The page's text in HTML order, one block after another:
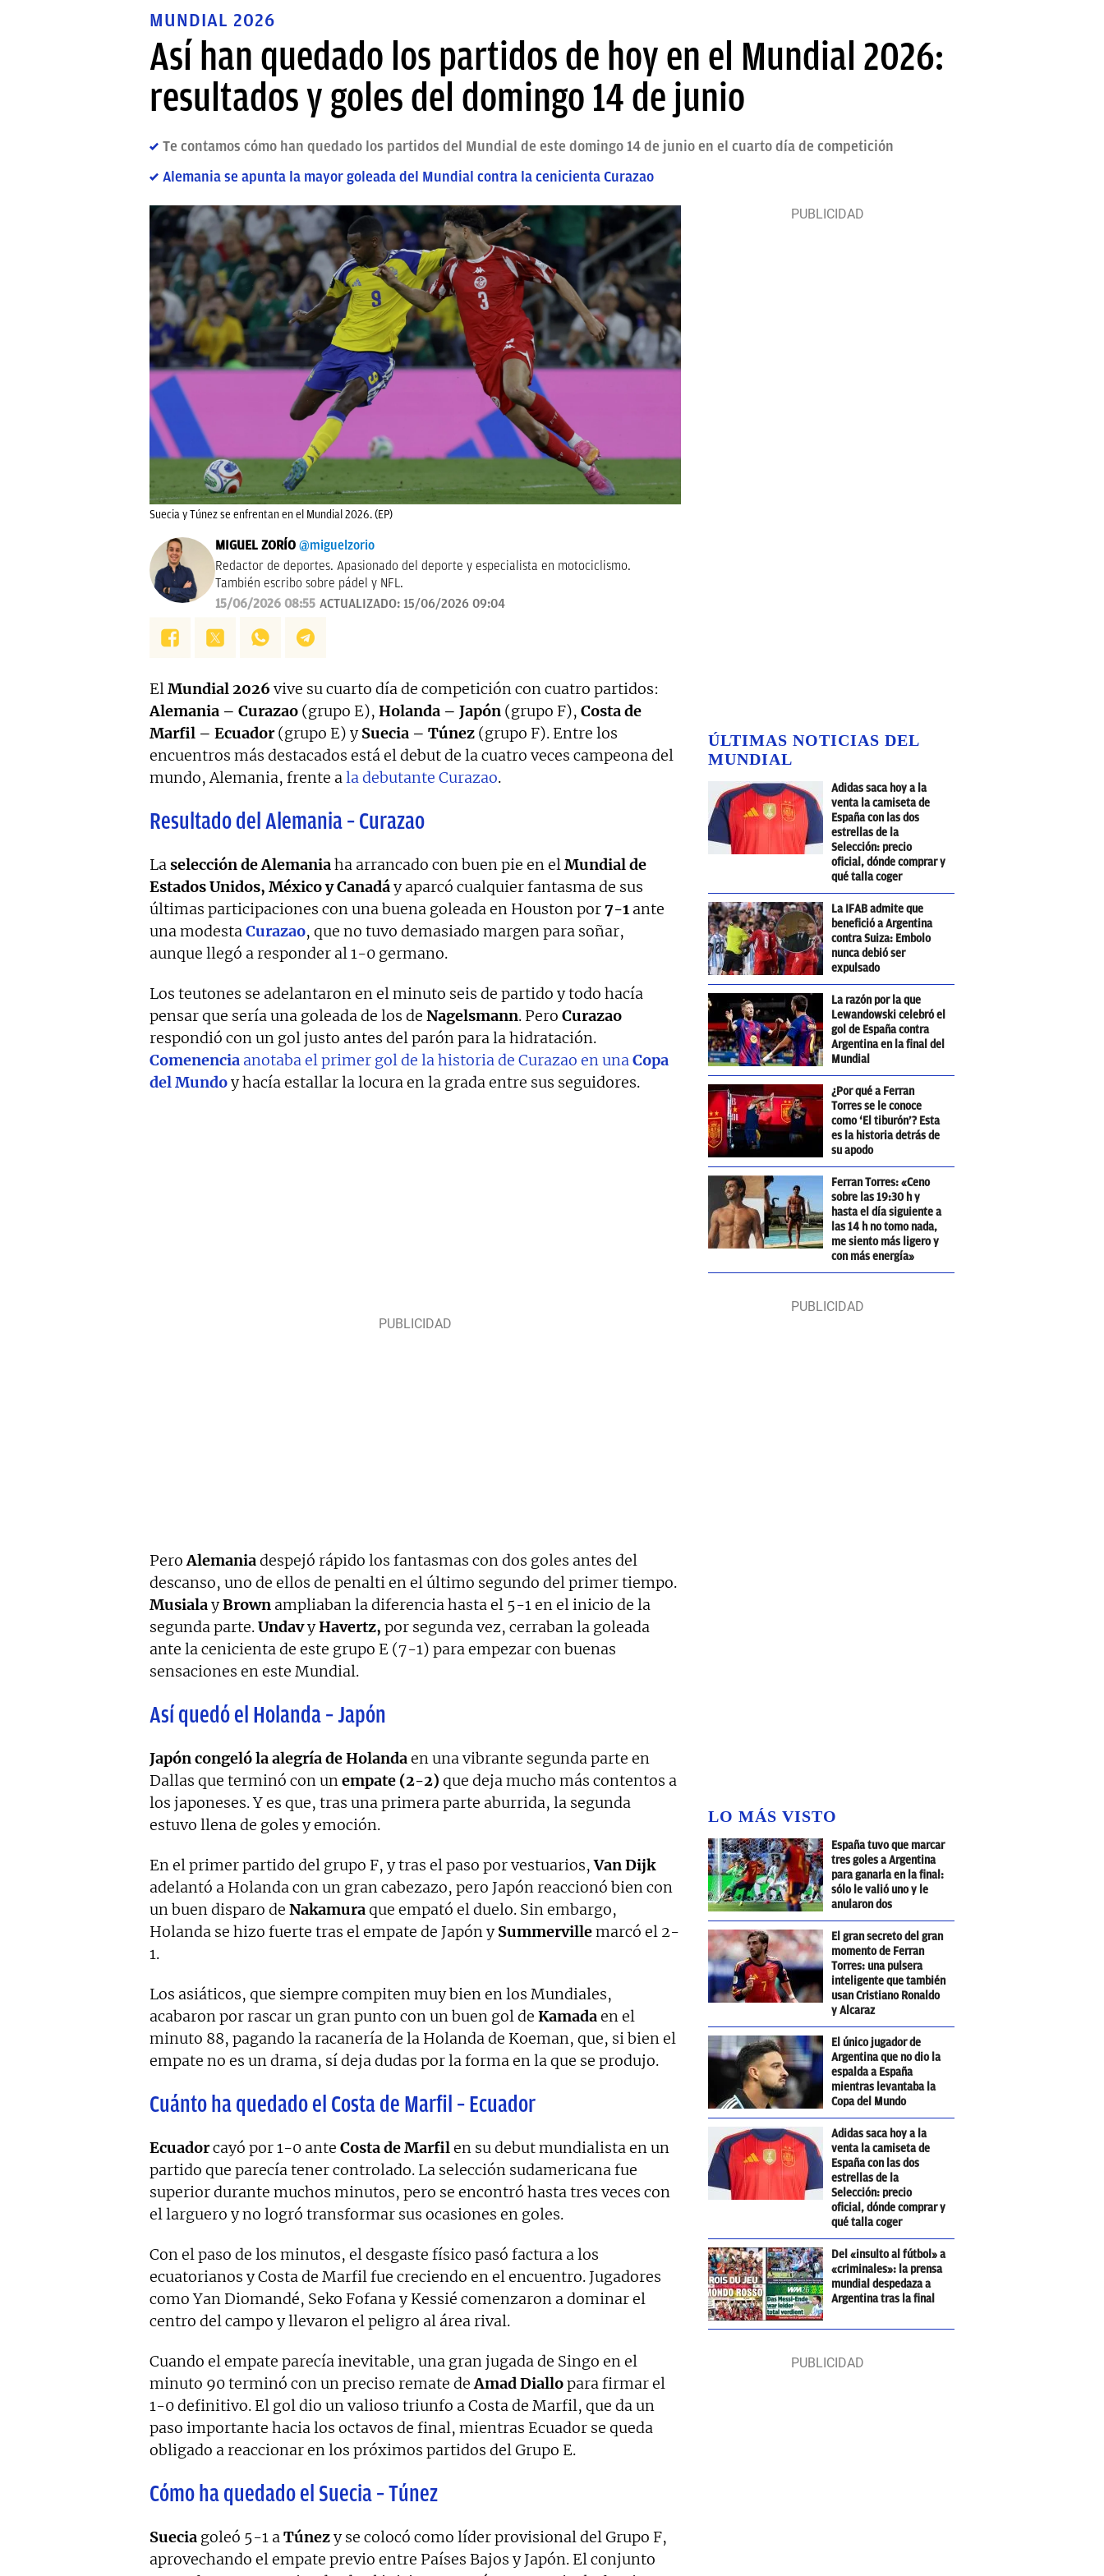
MUNDIAL 2026
Así han quedado los partidos de hoy en el Mundial 2026:
resultados y goles del domingo 14 de junio
Te contamos cómo han quedado los partidos del Mundial de este domingo 14 de junio en el cuarto día de competición
Alemania se apunta la mayor goleada del Mundial contra la cenicienta Curazao
Suecia y Túnez se enfrentan en el Mundial 2026. (EP)
MIGUEL ZORÍO @miguelzorio
Redactor de deportes. Apasionado del deporte y especialista en motociclismo.
También escribo sobre pádel y NFL.
15/06/2026 08:55 ACTUALIZADO: 15/06/2026 09:04
ElMundial 2026 vive su cuarto día de competición con cuatro partidos:
Alemania – Curazao (grupo E), Holanda – Japón (grupo F), Costa de
Marfil – Ecuador(grupo E) ySuecia – Túnez (grupo F). Entre los
encuentros más destacados está el debut de la cuatro veces campeona del
mundo, Alemania, frente ala debutante Curazao.
Resultado del Alemania – Curazao
Laselección de Alemaniaha arrancado con buen pie en elMundial de
Estados Unidos, México y Canadáy aparcó cualquier fantasma de sus
últimas participaciones con una buena goleada en Houston por7-1 ante
una modestaCurazao, que no tuvo demasiado margen para soñar,
aunque llegó a responder al 1-0 germano.
Los teutones se adelantaron en el minuto seis de partido y todo hacía
pensar que sería una goleada de los de Nagelsmann. Pero Curazao
respondió con un gol justo antes del parón para la hidratación.
Comenencia anotaba el primer gol de la historia de Curazao en unaCopa
del Mundoy hacía estallar la locura en la grada entre sus seguidores.
PeroAlemaniadespejó rápido los fantasmas con dos goles antes del
descanso, uno de ellos de penalti en el último segundo del primer tiempo.
MusialayBrown ampliaban la diferencia hasta el 5-1 en el inicio de la
segunda parte.UndavyHavertz, por segunda vez, cerraban la goleada
ante la cenicienta de este grupo E (7-1) para empezar con buenas
sensaciones en este Mundial.
Así quedó el Holanda – Japón
Japón congeló la alegría de Holandaen una vibrante segunda parte en
Dallas que terminó con unempate (2-2) que deja mucho más contentos a
los japoneses. Y es que, tras una primera parte aburrida, la segunda
estuvo llena de goles y emoción.
En el primer partido del grupo F, y tras el paso por vestuarios,Van Dijk
adelantó a Holanda con un gran cabezazo, pero Japón reaccionó bien con
un buen disparo de Nakamuraque empató el duelo. Sin embargo,
Holanda se hizo fuerte tras el empate de Japón ySummervillemarcó el 2-
1.
Los asiáticos, que siempre compiten muy bien en los Mundiales,
acabaron por rascar un gran punto con un buen gol de Kamadaen el
minuto 88, pagando la racanería de la Holanda de Koeman, que, si bien el
empate no es un drama, sí deja dudas por la forma en la que se produjo.
Cuánto ha quedado el Costa de Marfil – Ecuador
Ecuadorcayó por 1-0 ante Costa de Marfilen su debut mundialista en un
partido que parecía tener controlado. La selección sudamericana fue
superior durante muchos minutos, pero se encontró hasta tres veces con
el larguero y no logró transformar sus ocasiones en goles.
Con el paso de los minutos, el desgaste físico pasó factura a los
ecuatorianos y Costa de Marfil fue creciendo en el encuentro. Jugadores
como Yan Diomandé, Seko Fofana y Kessié comenzaron a dominar el
centro del campo y llevaron el peligro al área rival.
Cuando el empate parecía inevitable, una gran jugada de Singo en el
minuto 90 terminó con un preciso remate deAmad Diallopara firmar el
1-0 definitivo. El gol dio un valioso triunfo a Costa de Marfil, que da un
paso importante hacia los octavos de final, mientras Ecuador se queda
obligado a reaccionar en los próximos partidos del Grupo E.
Cómo ha quedado el Suecia – Túnez
Suecia goleó 5-1 aTúnezy se colocó como líder provisional del Grupo F,
aprovechando el empate previo entre Países Bajos y Japón. El conjunto
ÚLTIMAS NOTICIAS DEL
MUNDIAL
Adidas saca hoy a la
venta la camiseta de
España con las dos
estrellas de la
Selección: precio
oficial, dónde comprar y
qué talla coger
La IFAB admite que
benefició a Argentina
contra Suiza: Embolo
nunca debió ser
expulsado
La razón por la que
Lewandowski celebró el
gol de España contra
Argentina en la final del
Mundial
¿Por qué a Ferran
Torres se le conoce
como ‘El tiburón’? Esta
es la historia detrás de
su apodo
Ferran Torres: «Ceno
sobre las 19:30 h y
hasta el día siguiente a
las 14 h no tomo nada,
me siento más ligero y
con más energía»
LO MÁS VISTO
España tuvo que marcar
tres goles a Argentina
para ganarla en la final:
sólo le valió uno y le
anularon dos
El gran secreto del gran
momento de Ferran
Torres: una pulsera
inteligente que también
usan Cristiano Ronaldo
y Alcaraz
El único jugador de
Argentina que no dio la
espalda a España
mientras levantaba la
Copa del Mundo
Adidas saca hoy a la
venta la camiseta de
España con las dos
estrellas de la
Selección: precio
oficial, dónde comprar y
qué talla coger
Del «insulto al fútbol» a
«criminales»: la prensa
mundial despedaza a
Argentina tras la final